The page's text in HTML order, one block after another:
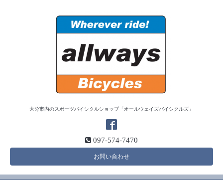
大分市内のスポーツバイシクルショップ「オールウェイズバイシクルズ」
097-574-7470
お問い合わせ